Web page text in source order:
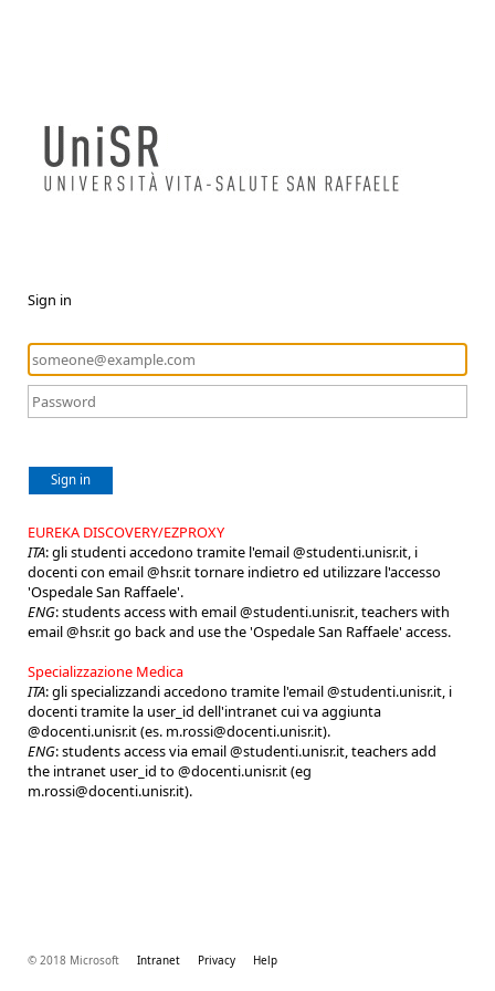
Sign in
Sign in
EUREKA DISCOVERY/EZPROXY
ITA: gli studenti accedono tramite l'email @studenti.unisr.it, i
docenti con email @hsr.it tornare indietro ed utilizzare l'accesso
'Ospedale San Raffaele'.
ENG: students access with email @studenti.unisr.it, teachers with
email @hsr.it go back and use the 'Ospedale San Raffaele' access.
Specializzazione Medica
ITA: gli specializzandi accedono tramite l'email @studenti.unisr.it, i
docenti tramite la user_id dell'intranet cui va aggiunta
@docenti.unisr.it (es. m.rossi@docenti.unisr.it).
ENG: students access via email @studenti.unisr.it, teachers add
the intranet user_id to @docenti.unisr.it (eg
m.rossi@docenti.unisr.it).
© 2018 Microsoft Intranet Privacy Help